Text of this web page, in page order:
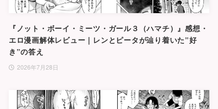
『ノット・ボーイ・ミーツ・ガール３（ハマチ）』感想・
エロ漫画解体レビュー｜レンとピータが辿り着いた”好
き”の答え
2026年7月28日